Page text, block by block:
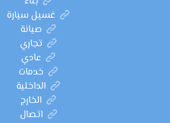
غسيل سيارة
صيانة
تجاري
عادي
خدمات
الداخلية
الخارج
اتصال